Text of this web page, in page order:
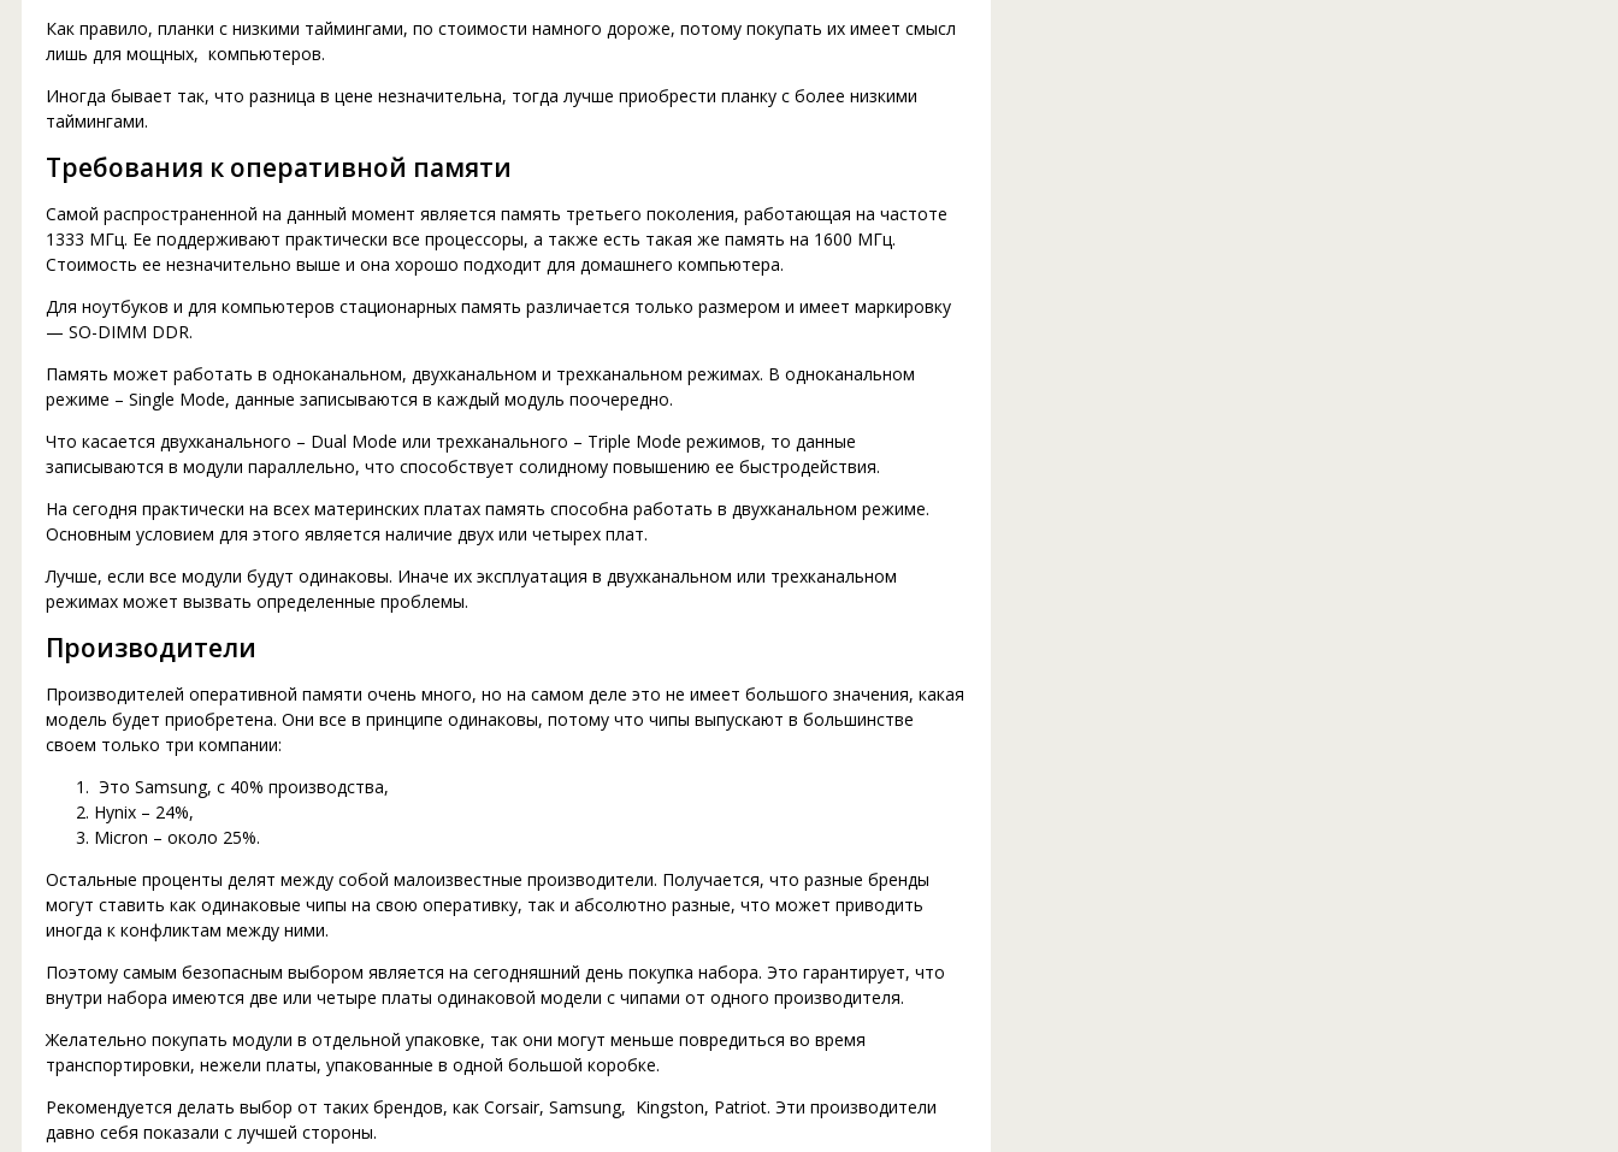
Как правило, планки с низкими таймингами, по стоимости намного дороже, потому покупать их имеет смысл
лишь для мощных, компьютеров.
Иногда бывает так, что разница в цене незначительна, тогда лучше приобрести планку с более низкими
таймингами.
Требования к оперативной памяти
Самой распространенной на данный момент является память третьего поколения, работающая на частоте
1333 МГц. Ее поддерживают практически все процессоры, а также есть такая же память на 1600 МГц.
Стоимость ее незначительно выше и она хорошо подходит для домашнего компьютера.
Для ноутбуков и для компьютеров стационарных память различается только размером и имеет маркировку
— SO-DIMM DDR.
Память может работать в одноканальном, двухканальном и трехканальном режимах. В одноканальном
режиме – Single Mode, данные записываются в каждый модуль поочередно.
Что касается двухканального – Dual Mode или трехканального – Triple Mode режимов, то данные
записываются в модули параллельно, что способствует солидному повышению ее быстродействия.
На сегодня практически на всех материнских платах память способна работать в двухканальном режиме.
Основным условием для этого является наличие двух или четырех плат.
Лучше, если все модули будут одинаковы. Иначе их эксплуатация в двухканальном или трехканальном
режимах может вызвать определенные проблемы.
Производители
Производителей оперативной памяти очень много, но на самом деле это не имеет большого значения, какая
модель будет приобретена. Они все в принципе одинаковы, потому что чипы выпускают в большинстве
своем только три компании:
Это Samsung, с 40% производства,
Hynix – 24%,
Micron – около 25%.
Остальные проценты делят между собой малоизвестные производители. Получается, что разные бренды
могут ставить как одинаковые чипы на свою оперативку, так и абсолютно разные, что может приводить
иногда к конфликтам между ними.
Поэтому самым безопасным выбором является на сегодняшний день покупка набора. Это гарантирует, что
внутри набора имеются две или четыре платы одинаковой модели с чипами от одного производителя.
Желательно покупать модули в отдельной упаковке, так они могут меньше повредиться во время
транспортировки, нежели платы, упакованные в одной большой коробке.
Рекомендуется делать выбор от таких брендов, как Corsair, Samsung, Kingston, Patriot. Эти производители
давно себя показали с лучшей стороны.